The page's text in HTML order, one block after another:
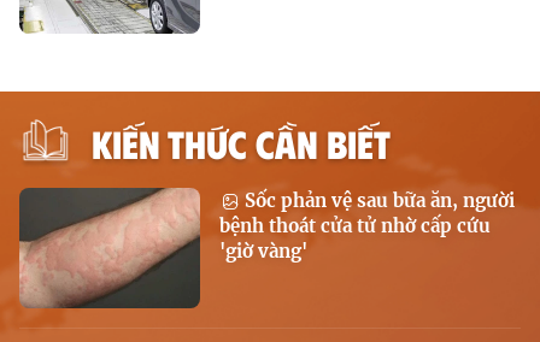
KIẾN THỨC CẦN BIẾT
Sốc phản vệ sau bữa ăn, người
bệnh thoát cửa tử nhờ cấp cứu
'giờ vàng'